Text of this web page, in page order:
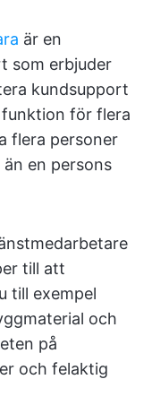
är en
som erbjuder
kundsupport
för flera
flera personer
en persons
till att
till exempel
och
på
och felaktig